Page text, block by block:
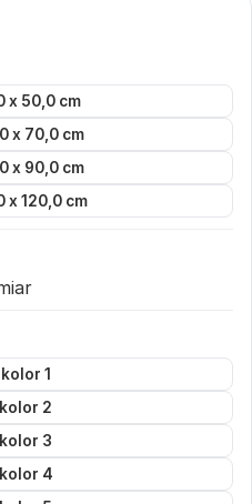
x 50,0 cm
x 70,0 cm
x 90,0 cm
x 120,0 cm
kolor 1
kolor 2
kolor 3
kolor 4